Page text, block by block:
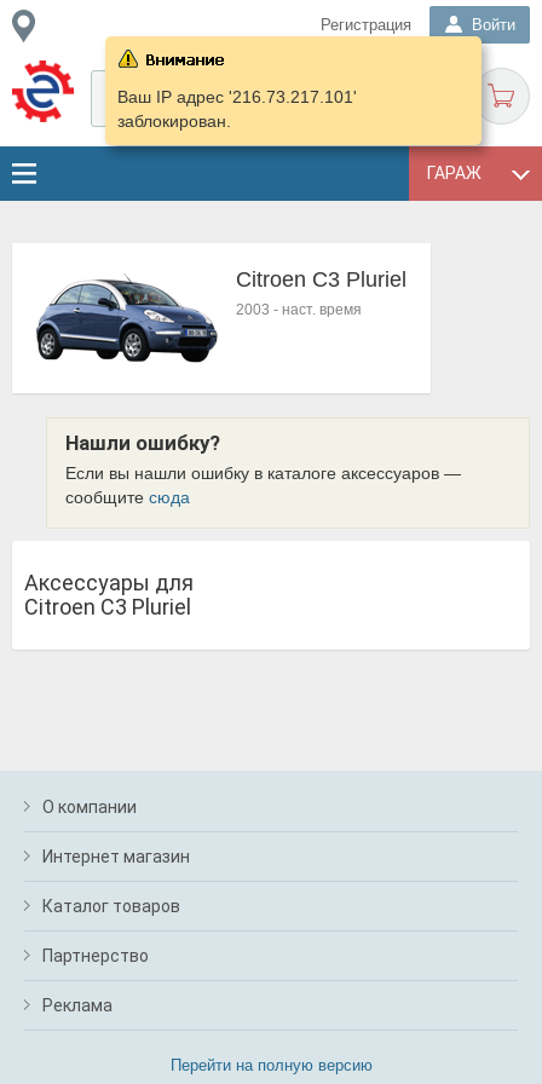
Регистрация Войти
ГАРАЖ
Ваш IP адрес '216.73.217.101'
заблокирован.
Citroen C3 Pluriel
2003 - наст. время
Нашли ошибку?
Если вы нашли ошибку в каталоге аксессуаров —
сообщите сюда
Аксессуары для
Citroen C3 Pluriel
О компании
Интернет магазин
Каталог товаров
Партнерство
Реклама
Перейти на полную версию